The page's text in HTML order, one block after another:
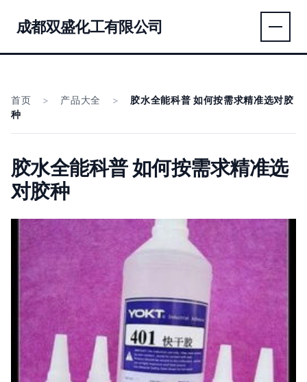
成都双盛化工有限公司
首页 > 产品大全 >
胶水全能科普 如何按需求精准选对胶
种
胶水全能科普 如何按需求精准选
对胶种